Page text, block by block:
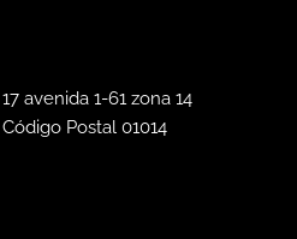
17 avenida 1-61 zona 14
Código Postal 01014